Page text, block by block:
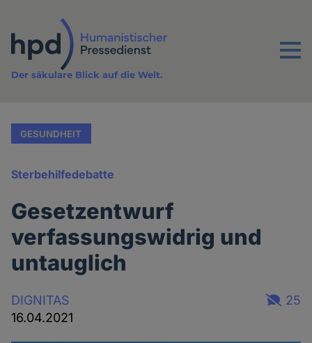
Inhalt
Menu
Der säkulare Blick auf die Welt.
GESUNDHEIT
Sterbehilfedebatte
Gesetzentwurf
verfassungswidrig und
untauglich
DIGNITAS
16.04.2021
25